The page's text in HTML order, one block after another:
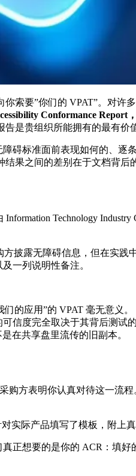
索要”你们的 VPAT”。对
Conformance Report
是贵组织所能拥有的最有价
碍标准面前表现如何的、
果之间的差别在于文档背
Technology
披露无障碍信息，但在实
一列说明性备注。
的应用”的 VPAT 毫无意义。
信度完全取决于其背后测试的
在共享盘里流传的旧副本。
购方表明你认真对待这一流程
实际产品填写了模板，附上
正想要的是你的 ACR：填